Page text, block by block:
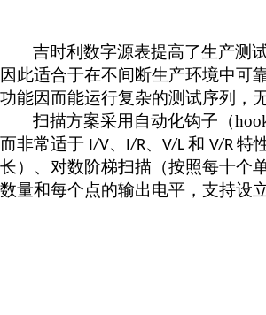
吉时利数字源表提高了生产测
因此适合于在不间断生产环境中可
功能因而能运行复杂的测试序列，
扫描方案采用自动化钩子（
而非常适于 I/V、 I/R、 V/L 和 V/R 特
长）、对数阶梯扫描（按照每十个
数量和每个点的输出电平，支持设